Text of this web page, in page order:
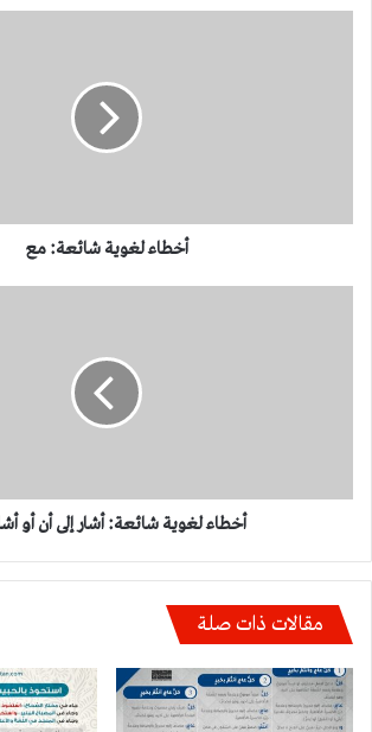
أخطاء لغوية شائعة: مع
بأن
أخطاء لغوية شائعة: أشار إلى أن أو
مقالات ذات صلة